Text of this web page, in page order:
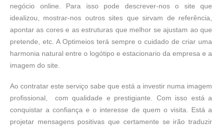
negócio online. Para isso pode descrever-nos o site que
idealizou, mostrar-nos outros sites que sirvam de referência,
apontar as cores e as estruturas que melhor se ajustam ao que
pretende, etc. A Optimeios terá sempre o cuidado de criar uma
harmonia natural entre o logótipo e estacionario da empresa e a
imagem do site.
Ao contratar este serviço sabe que está a investir numa imagem
profissional, com qualidade e prestigiante. Com isso está a
conquistar a confiança e o interesse de quem o visita. Está a
projetar mensagens positivas que certamente se irão traduzir